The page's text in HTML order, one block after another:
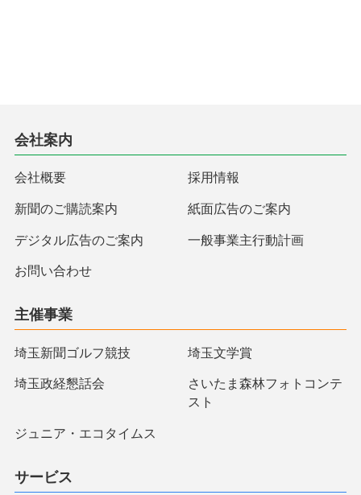
会社案内
会社概要 採用情報
新聞のご購読案内 紙面広告のご案内
デジタル広告のご案内 一般事業主行動計画
お問い合わせ
主催事業
埼玉新聞ゴルフ競技 埼玉文学賞
埼玉政経懇話会
さいたま森林フォトコンテ
スト
ジュニア・エコタイムス
サービス